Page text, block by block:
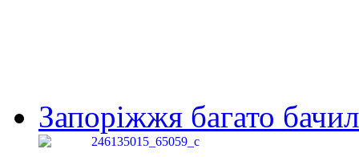
Запоріжжя багато